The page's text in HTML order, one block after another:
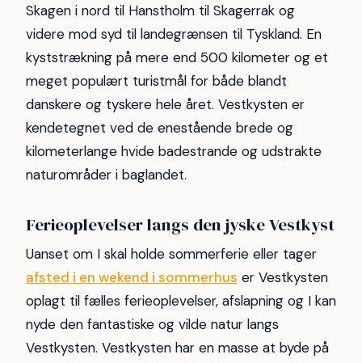
Skagen i nord til Hanstholm til Skagerrak og
videre mod syd til landegrænsen til Tyskland. En
kyststrækning på mere end 500 kilometer og et
meget populært turistmål for både blandt
danskere og tyskere hele året. Vestkysten er
kendetegnet ved de enestående brede og
kilometerlange hvide badestrande og udstrakte
naturområder i baglandet.
Ferieoplevelser langs den jyske Vestkyst
Uanset om I skal holde sommerferie eller tager
afsted i en wekend i sommerhus er Vestkysten
oplagt til fælles ferieoplevelser, afslapning og I kan
nyde den fantastiske og vilde natur langs
Vestkysten. Vestkysten har en masse at byde på